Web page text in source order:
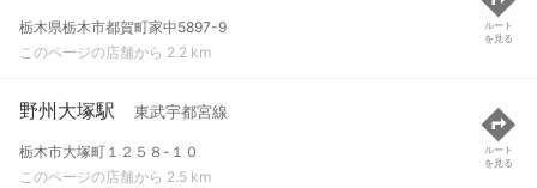
栃木県栃木市都賀町家中5897-9
このページの店舗から 2.2 km
ルート
を見る
野州大塚駅 東武宇都宮線
栃木市大塚町１２５８-１０
このページの店舗から 2.5 km
ルート
を見る